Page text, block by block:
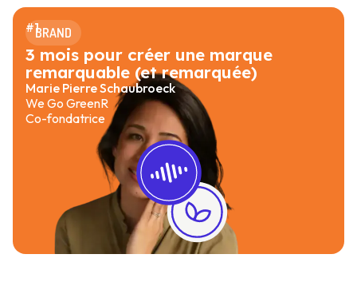
BRAND
3 mois pour créer une marque
remarquable (et remarquée)
Marie Pierre Schaubroeck
We Go GreenR
Co-fondatrice
#1